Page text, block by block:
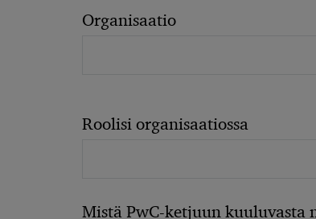
Organisaatio
Roolisi organisaatiossa
Mistä PwC-ketjuun kuuluvasta